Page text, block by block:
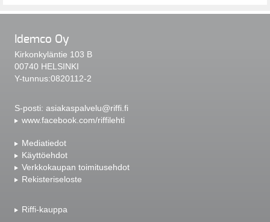
Idemco Oy
Kirkonkyläntie 103 B
00740 HELSINKI
Y-tunnus:0820112-2
S-posti: asiakaspalvelu@riffi.fi
www.facebook.com/riffilehti
Mediatiedot
Käyttöehdot
Verkkokaupan toimitusehdot
Rekisteriseloste
Riffi-kauppa